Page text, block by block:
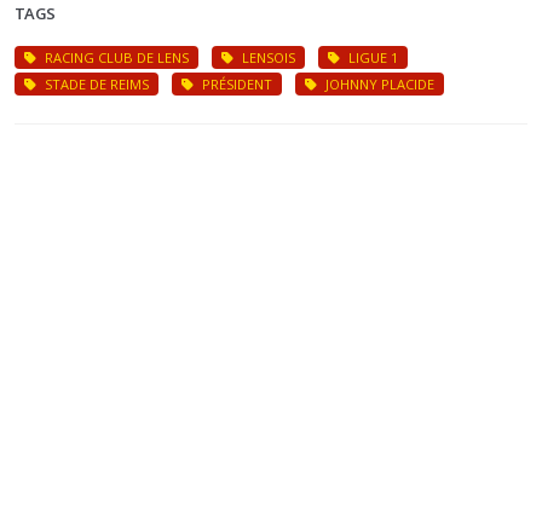
TAGS
RACING CLUB DE LENS LENSOIS
LIGUE 1
STADE DE REIMS
PRÉSIDENT JOHNNY PLACIDE